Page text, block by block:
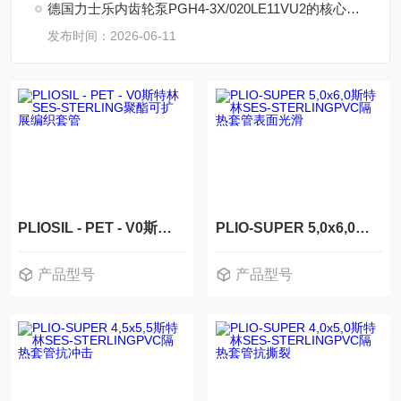
德国力士乐内齿轮泵PGH4-3X/020LE11VU2的核心技术
发布时间：2026-06-11
PLIOSIL - PET - V0斯特林SES-STERLING聚酯可扩展编织套管
产品型号
PLIO-SUPER 5,0x6,0斯特林SES-STERLINGPVC隔热套管表面光滑
产品型号